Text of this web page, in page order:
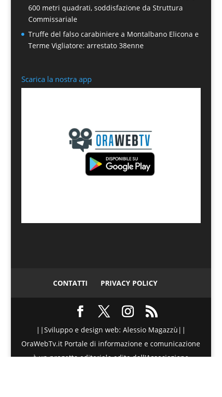
600 metri quadrati, soddisfazione da Struttura
Commissariale
Truffe del falso carabiniere a Montalbano Elicona e
Terme Vigliatore: arrestato 38enne
Scarica la nostra app
CONTATTI PRIVACY POLICY
||Sviluppo e design web: Alessio Magazzù||
OraWebTv.it Portale di informazione e comunicazione
è un progetto editoriale edito dall'Associazione